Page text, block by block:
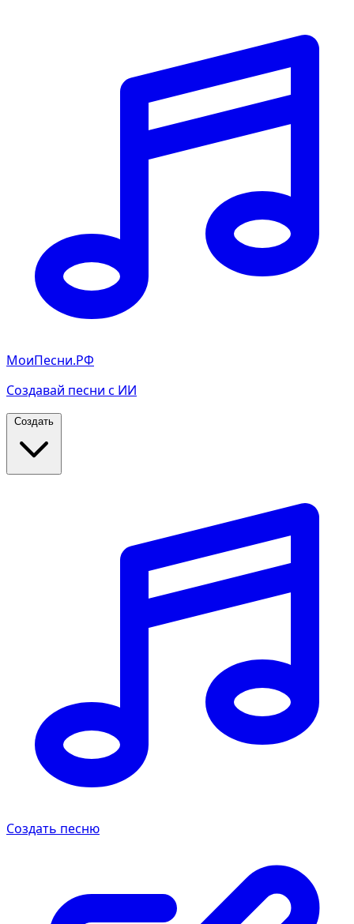
МоиПесни.РФ
Создавай песни с ИИ
Создать
Создать песню